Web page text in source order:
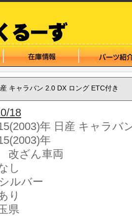
キャラバン 2.0 DX ロング ETC付き
18
年 日産 キャラバ
年
改ざん車両
し
ルバー
り
県